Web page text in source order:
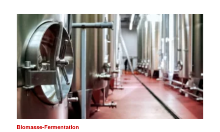
Biomasse-Fermentation